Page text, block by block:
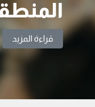
قراءة المزيد